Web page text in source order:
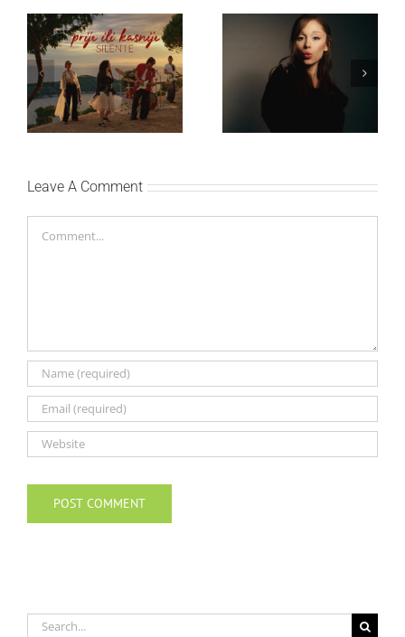
Silente objavio novi
singl “Prije ili kasnije”
Ariana Grande objavila
osmi studijski album
Leave A Comment
Search